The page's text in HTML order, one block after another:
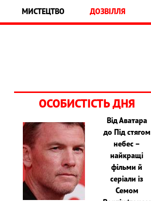
МИСТЕЦТВО ДОЗВІЛЛЯ
ОСОБИСТІСТЬ ДНЯ
Від Аватара
до Під стягом
небес –
найкращі
фільми й
серіали із
Семом